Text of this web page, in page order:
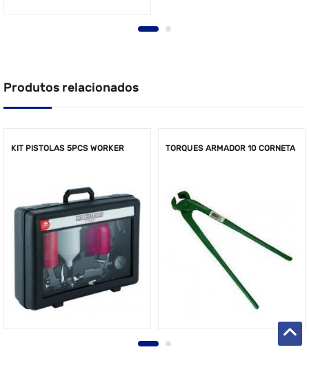
Produtos relacionados
KIT PISTOLAS 5PCS WORKER TORQUES ARMADOR 10 CORNETA